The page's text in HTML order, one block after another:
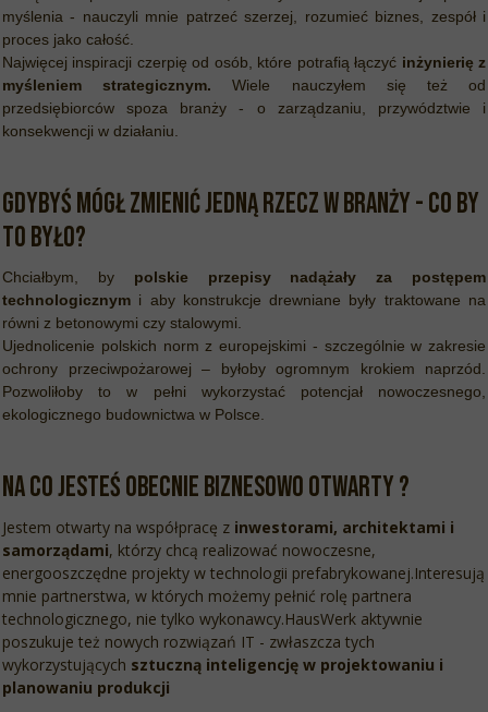
myślenia - nauczyli mnie patrzeć szerzej, rozumieć biznes, zespół i
proces jako całość.
Najwięcej inspiracji czerpię od osób, które potrafią łączyć inżynierię z
myśleniem strategicznym. Wiele nauczyłem się też od
przedsiębiorców spoza branży - o zarządzaniu, przywództwie i
konsekwencji w działaniu.
GDYBYŚ MÓGŁ ZMIENIĆ JEDNĄ RZECZ W BRANŻY - CO BY
TO BYŁO?
Chciałbym, by polskie przepisy nadążały za postępem
technologicznym i aby konstrukcje drewniane były traktowane na
równi z betonowymi czy stalowymi.
Ujednolicenie polskich norm z europejskimi - szczególnie w zakresie
ochrony przeciwpożarowej – byłoby ogromnym krokiem naprzód.
Pozwoliłoby to w pełni wykorzystać potencjał nowoczesnego,
ekologicznego budownictwa w Polsce.
Na co jesteś obecnie biznesowo otwarty ?
Jestem otwarty na współpracę z inwestorami, architektami i
samorządami, którzy chcą realizować nowoczesne,
energooszczędne projekty w technologii prefabrykowanej.Interesują
mnie partnerstwa, w których możemy pełnić rolę partnera
technologicznego, nie tylko wykonawcy.HausWerk aktywnie
poszukuje też nowych rozwiązań IT - zwłaszcza tych
wykorzystujących sztuczną inteligencję w projektowaniu i
planowaniu produkcji